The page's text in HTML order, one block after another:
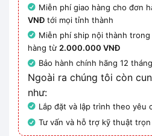
Miễn phí giao hàng cho đơn
VNĐ tới mọi tỉnh thành
Miễn phí ship nội thành
hàng từ2.000.000 VNĐ
Bảo hành chính hãng 12 tháng
Ngoài ra chúng tôi còn
như:
Lắp đặt và lập trình theo yêu
Tư vấn và hỗ trợ kỹ thuật